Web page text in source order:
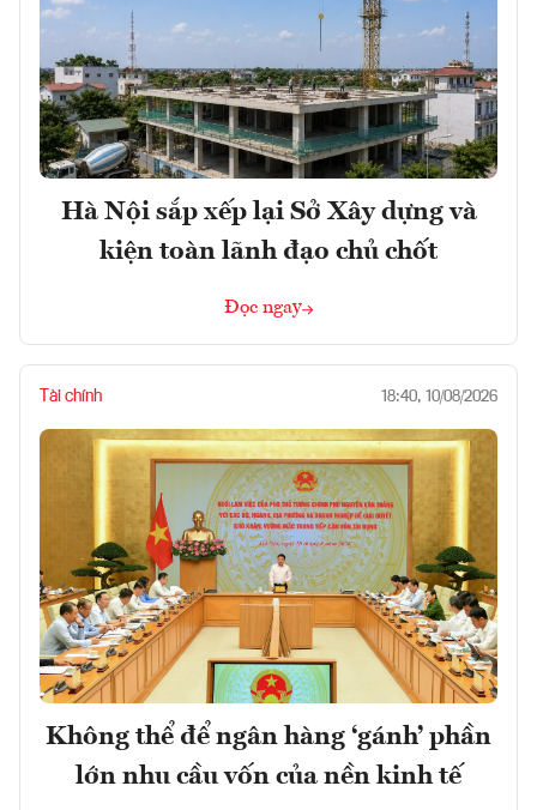
Hà Nội sắp xếp lại Sở Xây dựng và
kiện toàn lãnh đạo chủ chốt
Đọc ngay
Tài chính 18:40, 10/08/2026
Không thể để ngân hàng ‘gánh’ phần
lớn nhu cầu vốn của nền kinh tế